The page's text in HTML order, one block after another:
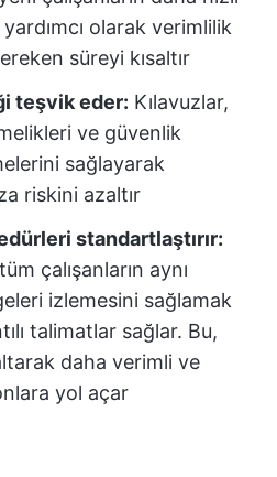
olarak verimlilik
süreyi kısaltır
teşvik eder: Kılavuzlar,
ve güvenlik
sağlayarak
riskini azaltır
standartlaştırır:
çalışanların aynı
izlemesini sağlamak
talimatlar sağlar. Bu,
daha verimli ve
yol açar